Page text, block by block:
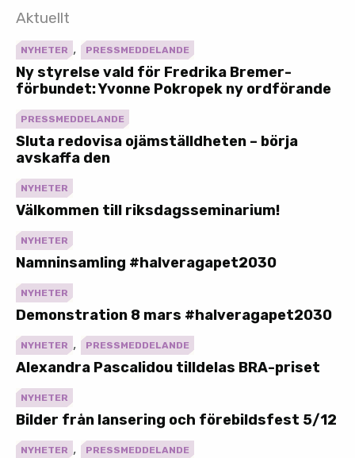
Aktuellt
NYHETER , PRESSMEDDELANDE
Ny styrelse vald för Fredrika Bremer-
förbundet: Yvonne Pokropek ny ordförande
PRESSMEDDELANDE
Sluta redovisa ojämställdheten – börja
avskaffa den
NYHETER
Välkommen till riksdagsseminarium!
NYHETER
Namninsamling #halveragapet2030
NYHETER
Demonstration 8 mars #halveragapet2030
NYHETER , PRESSMEDDELANDE
Alexandra Pascalidou tilldelas BRA-priset
NYHETER
Bilder från lansering och förebildsfest 5/12
NYHETER , PRESSMEDDELANDE